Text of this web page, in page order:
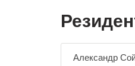
Александр